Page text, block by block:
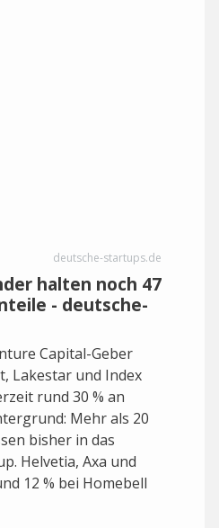
deutsche-startups.de
halten noch 47
- deutsche-
Capital-Geber
Lakestar und Index
rund 30 % an
Mehr als 20
bisher in das
Helvetia, Axa und
12 % bei Homebell